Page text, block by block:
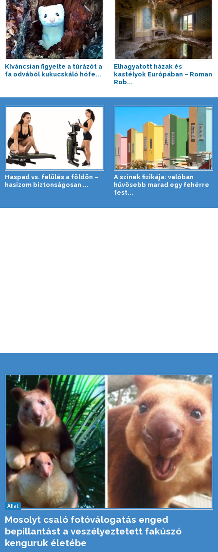
Kíváncsian figyelte a túrázót a
fa odvából kukucskáló hófe...
Elhagyatott házak és
kastélyok Európában – Roman
Rob...
Haspad vs. felülés a földön –
hasizom biztonságosan ...
A színek fizikája: valóban
hűvösebb marad egy fehérre
fest...
Állat
Mosolyt csaló fotóválogatás enged
bepillantást a veszélyeztetett fakúszó
kenguruk életébe